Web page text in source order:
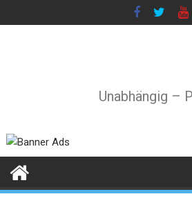
to
Unabhängig –